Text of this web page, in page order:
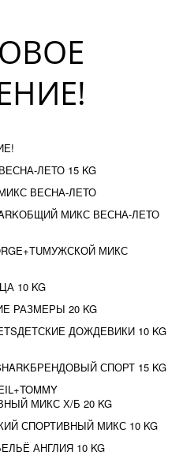
ЛЕТО 15 KG
ВЕСНА-ЛЕТО
МИКС ВЕСНА-ЛЕТО
МИКС
10 KG
РАЗМЕРЫ 20 KG
ДОЖДЕВИКИ 10 KG
СПОРТ 15 KG
МИКС Х/Б 20 KG
СПОРТИВНЫЙ МИКС 10 KG
АНГЛИЯ 10 KG